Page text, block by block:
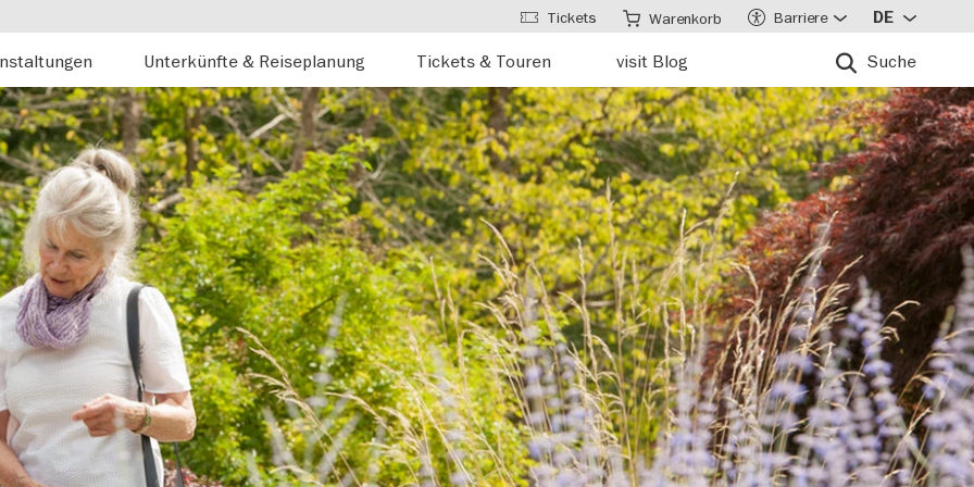
Unterkünfte & Reiseplanung Tickets & Touren visit Blog Suche
Tickets Warenkorb Barriere DE